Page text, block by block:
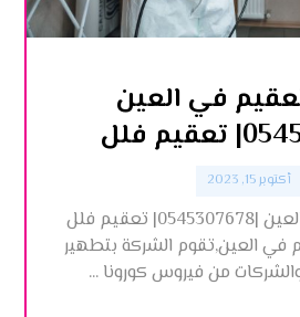
في العين
أكتوبر 15, 2023
شركة تعقيم في العين |0545307678| تعقيم فلل
العين,تقوم الشركة بتطهير
والشركات من فيروس كورونا ...